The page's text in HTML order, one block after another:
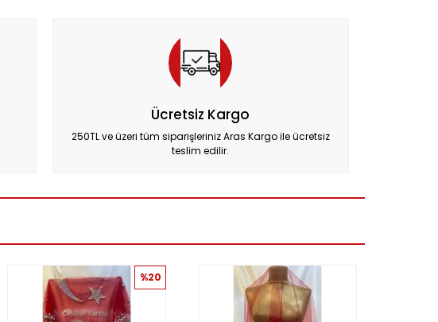
Ücretsiz Kargo
250TL ve üzeri tüm siparişleriniz Aras Kargo ile ücretsiz
teslim edilir.
%20